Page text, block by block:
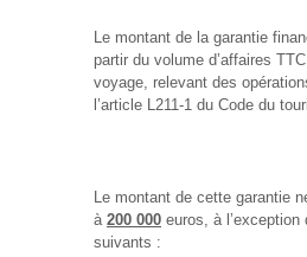
Le montant de la garantie
partir du volume d’affaires
voyage, relevant des
l’article L211-1 du Code du
Le montant de cette garantie
à 200 000 euros, à l’exception
suivants :